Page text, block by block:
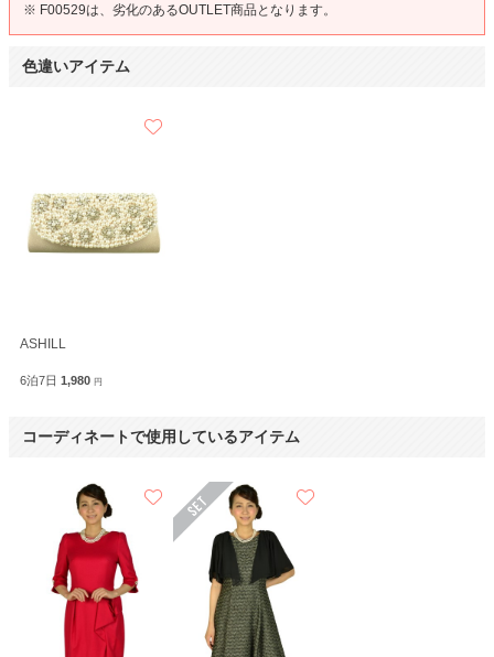
※ F00529は、劣化のあるOUTLET商品となります。
色違いアイテム
ASHILL
6泊7日 1,980 円
コーディネートで使用しているアイテム